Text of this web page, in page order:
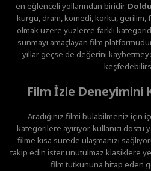
en eğlenceli yollarından biridir.
kurgu, dram, komedi, korku, gerilim,
olmak üzere yüzlerce farklı
sunmayı amaçlayan film
yıllar geçse de değerini
Film İzle Deneyimini
Aradığınız filmi bulabilmeniz için
kategorilere ayırıyor, kullanıcı dostu
filme kısa sürede ulaşmanızı
takip edin ister unutulmaz klasiklere
film tutkununa hitap eden